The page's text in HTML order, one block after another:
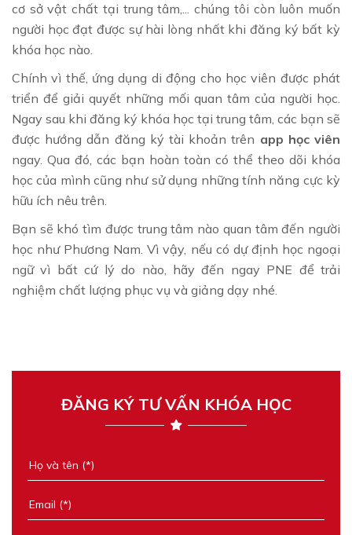
cơ sở vật chất tại trung tâm,... chúng tôi còn luôn muốn
người học đạt được sự hài lòng nhất khi đăng ký bất kỳ
khóa học nào.
Chính vì thế, ứng dụng di động cho học viên được phát
triển để giải quyết những mối quan tâm của người học.
Ngay sau khi đăng ký khóa học tại trung tâm, các bạn sẽ
được hướng dẫn đăng ký tài khoản trên app học viên
ngay. Qua đó, các bạn hoàn toàn có thể theo dõi khóa
học của mình cũng như sử dụng những tính năng cực kỳ
hữu ích nêu trên.
Bạn sẽ khó tìm được trung tâm nào quan tâm đến người
học như Phương Nam. Vì vậy, nếu có dự định học ngoại
ngữ vì bất cứ lý do nào, hãy đến ngay PNE để trải
nghiệm chất lượng phục vụ và giảng dạy nhé.
ĐĂNG KÝ TƯ VẤN KHÓA HỌC